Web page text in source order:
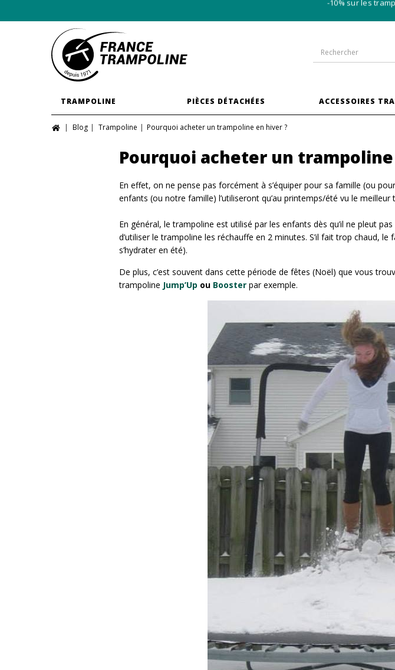
-10% sur les
TRAMPOLINE PIÈCES DÉTACHÉES ACCESSOIRES
Blog Trampoline Pourquoi acheter un trampoline en hiver ?
Pourquoi acheter un
En effet, on ne pense pas forcément à s’équiper pour sa famille (ou
enfants (ou notre famille) l’utiliseront qu’au printemps/été vu le meilleur
En général, le trampoline est utilisé par les enfants dès qu’il ne pleut
d’utiliser le trampoline les réchauffe en 2 minutes. S’il fait trop chaud,
s’hydrater en été).
De plus, c’est souvent dans cette période de fêtes (Noël) que vous
trampoline Jump’Up ou Booster par exemple.